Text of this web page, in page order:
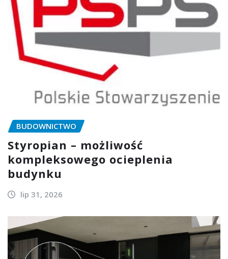
BUDOWNICTWO
Styropian – możliwość
kompleksowego ocieplenia
budynku
lip 31, 2026